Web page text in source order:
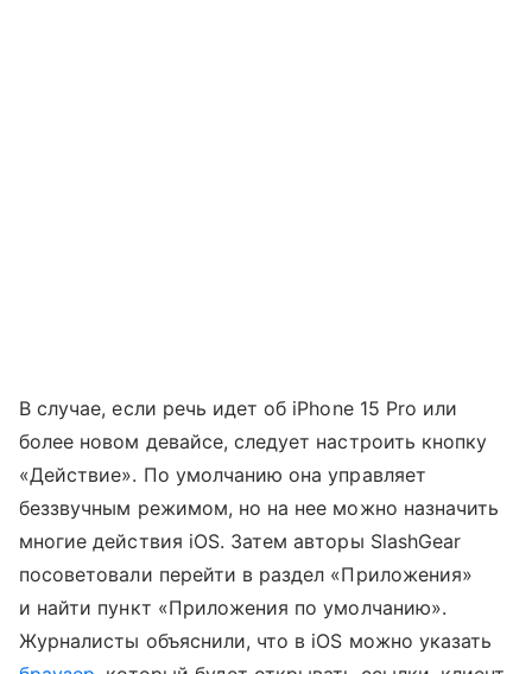
В случае, если речь идет об iPhone 15 Pro или
более новом девайсе, следует настроить кнопку
«Действие». По умолчанию она управляет
беззвучным режимом, но на нее можно назначить
многие действия iOS. Затем авторы SlashGear
посоветовали перейти в раздел «Приложения»
и найти пункт «Приложения по умолчанию».
Журналисты объяснили, что в iOS можно указать